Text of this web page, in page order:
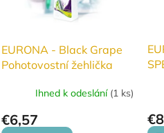
EURONA - Black Grape
Pohotovostní žehlička
Ihned k odeslání (1 ks)
€6,57